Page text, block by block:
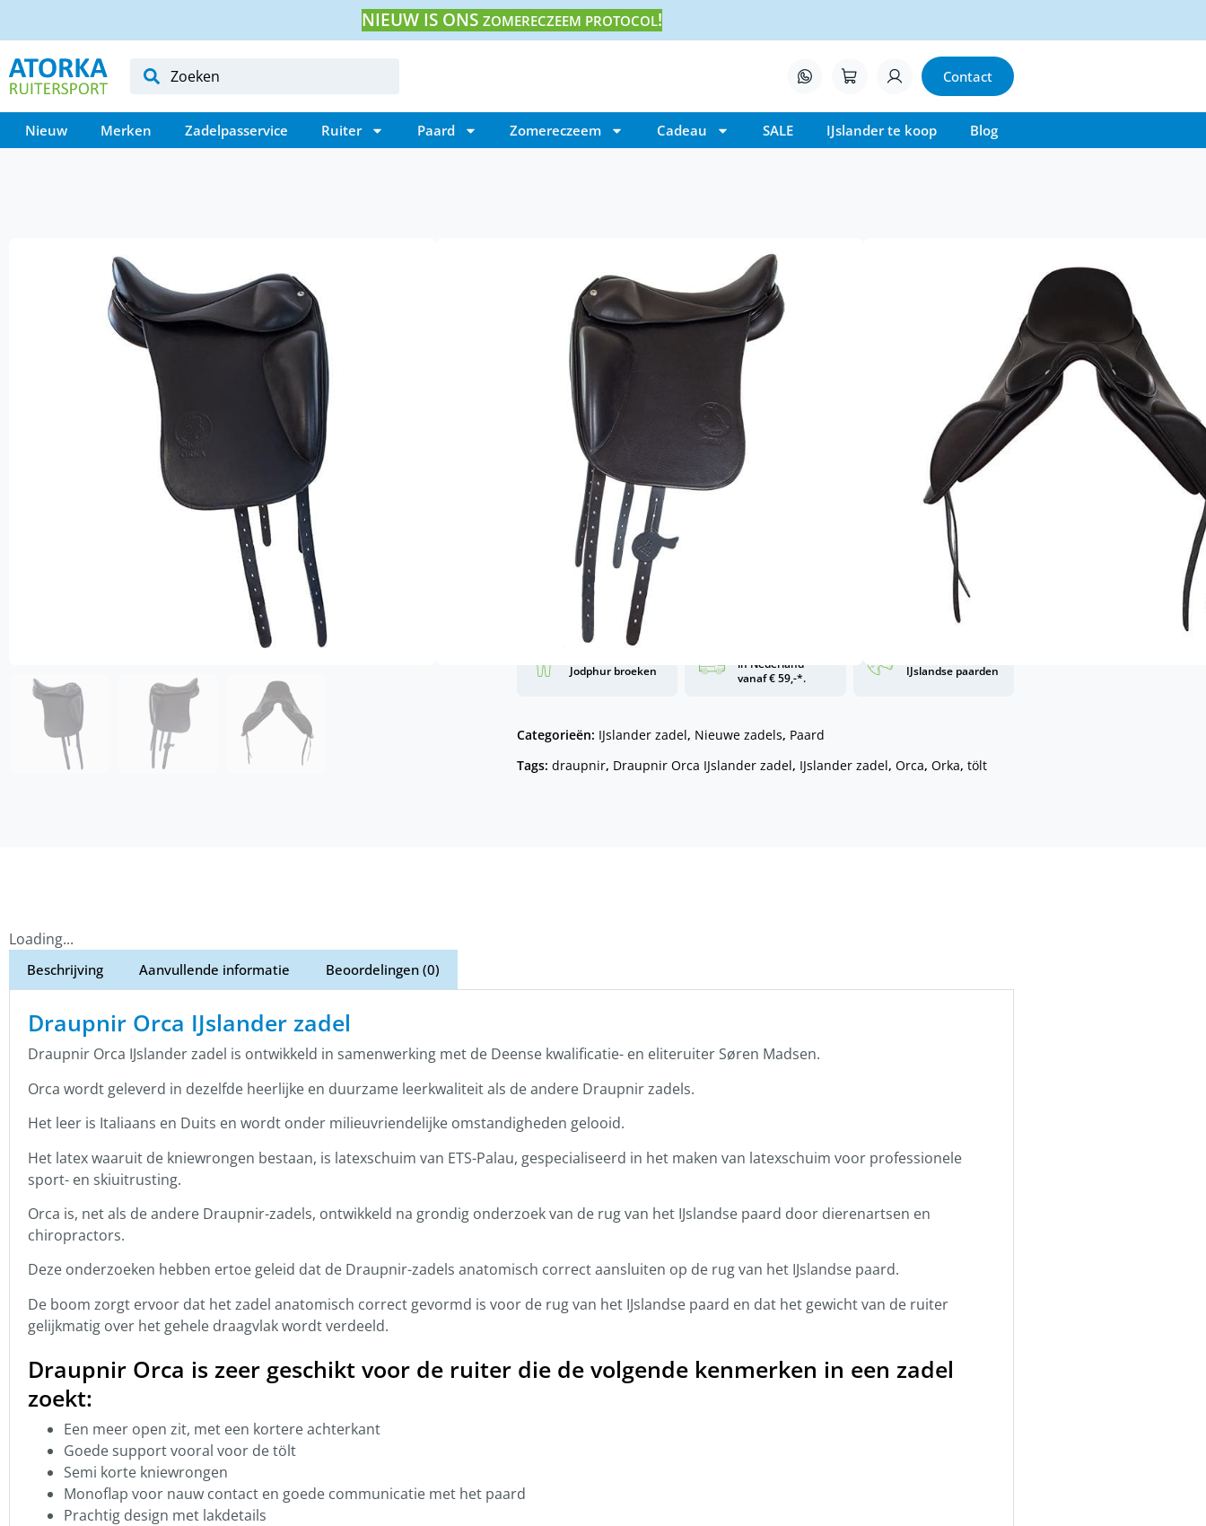
NIEUW IS ONS ZOMERECZEEM PROTOCOL!
Contact
Nieuw Merken Zadelpasservice Ruiter Paard Zomereczeem Cadeau SALE IJslander te koop Blog
Draupnir Orca IJslander zadel
3.500,00
Draupnir Orca IJslander zadel is ontwikkeld in samenwerking met de
Deense kwalificatie- en eliteruiter Søren Madsen.
Prachtig close-contact zadel
Dit zadel is geschikt voor paarden met een korte rug
Wil je weten of dit zadel past op je paard? Maak dan een afspraak
Hans van Dijk , onze zadelpasser
Alles over het onderhoud van een zadel, dat lees je in
deze blog
Jodphur broeken
in Nederland
vanaf € 59,-*.
IJslandse paarden
Categorieën: IJslander zadel, Nieuwe zadels, Paard
Tags: draupnir, Draupnir Orca IJslander zadel, IJslander zadel, Orca, Orka, tölt
Loading...
Beschrijving Aanvullende informatie Beoordelingen (0)
Draupnir Orca IJslander zadel
Draupnir Orca IJslander zadel is ontwikkeld in samenwerking met de Deense kwalificatie- en eliteruiter Søren Madsen.
Orca wordt geleverd in dezelfde heerlijke en duurzame leerkwaliteit als de andere Draupnir zadels.
Het leer is Italiaans en Duits en wordt onder milieuvriendelijke omstandigheden gelooid.
Het latex waaruit de kniewrongen bestaan, is latexschuim van ETS-Palau, gespecialiseerd in het maken van latexschuim voor professionele
sport- en skiuitrusting.
Orca is, net als de andere Draupnir-zadels, ontwikkeld na grondig onderzoek van de rug van het IJslandse paard door dierenartsen en
chiropractors.
Deze onderzoeken hebben ertoe geleid dat de Draupnir-zadels anatomisch correct aansluiten op de rug van het IJslandse paard.
De boom zorgt ervoor dat het zadel anatomisch correct gevormd is voor de rug van het IJslandse paard en dat het gewicht van de ruiter
gelijkmatig over het gehele draagvlak wordt verdeeld.
Draupnir Orca is zeer geschikt voor de ruiter die de volgende kenmerken in een zadel
zoekt:
Een meer open zit, met een kortere achterkant
Goede support vooral voor de tölt
Semi korte kniewrongen
Monoflap voor nauw contact en goede communicatie met het paard
Prachtig design met lakdetails